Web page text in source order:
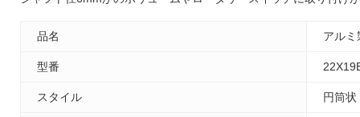
品名 アル
型番
スタイル 円筒状